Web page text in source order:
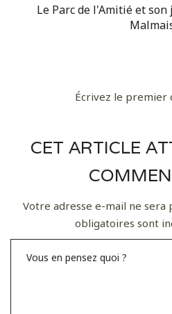
Le Parc de l'Amitié et
Écrivez le premier
CET ARTICLE
Votre adresse e-mail ne sera
obligatoires sont